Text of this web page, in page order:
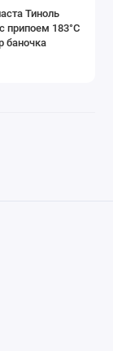
Тиноль
припоем 183°C
баночка